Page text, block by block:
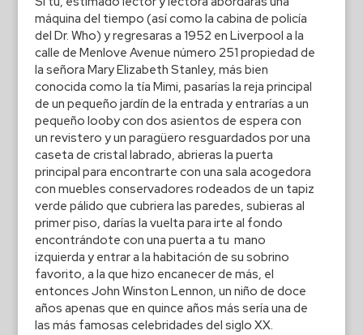
máquina del tiempo (así como la cabina de policía
del Dr. Who) y regresaras a 1952 en Liverpool a la
calle de Menlove Avenue número 251 propiedad de
la señora Mary Elizabeth Stanley, más bien
conocida como la tía Mimi, pasarías la reja principal
de un pequeño jardín de la entrada y entrarías a un
pequeño looby con dos asientos de espera con
un revistero y un paragüero resguardados por una
caseta de cristal labrado, abrieras la puerta
principal para encontrarte con una sala acogedora
con muebles conservadores rodeados de un tapiz
verde pálido que cubriera las paredes, subieras al
primer piso, darías la vuelta para irte al fondo
encontrándote con una puerta a tu mano
izquierda y entrar a la habitación de su sobrino
favorito, a la que hizo encanecer de más, el
entonces John Winston Lennon, un niño de doce
años apenas que en quince años más sería una de
las más famosas celebridades del siglo XX.